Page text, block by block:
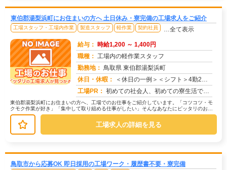
東伯郡湯梨浜町にお住まいの方へ 土日休み・寮完備の工場求人をご紹介
工場スタッフ・工場内作業 製造スタッフ 軽作業 契約社員 …全て表示
給与： 時給1,200 ～ 1,400円
職種： 工場内の軽作業スタッフ
勤務地： 鳥取県 東伯郡湯梨浜町
休日・休暇：
＜休日の一例＞＜シフト＞4勤2休＜休日＞工場カレンダーによる★長期休暇あり★有給休暇あり※配属先により休日・勤務形...
工場PR： 初めての社会人、初めての寮生活でも安心！☆家具付き寮で初期費用0円！テレビ、エアコン、冷蔵庫など生活に必要な家電が...
東伯郡湯梨浜町にお住まいの方へ、工場でのお仕事をご紹介しています。「コツコツ・モ
クモク作業が好き」「集中して取り組める仕事がしたい」そんなあなたにピッタリのお仕
事を、京栄センターがご紹介します。...
工場求人の詳細を見る
鳥取市から応募OK 即日採用の工場ワーク・履歴書不要・寮完備